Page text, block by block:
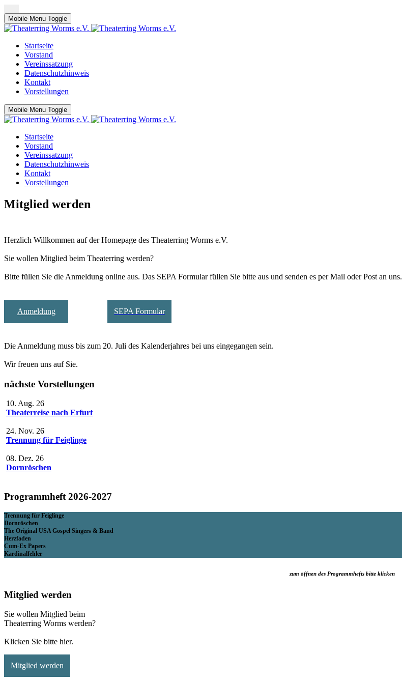
Mobile Menu Toggle
Startseite
Vorstand
Vereinssatzung
Datenschutzhinweis
Kontakt
Vorstellungen
Mobile Menu Toggle
Startseite
Vorstand
Vereinssatzung
Datenschutzhinweis
Kontakt
Vorstellungen
Mitglied werden
Herzlich Willkommen auf der Homepage des Theaterring Worms e.V.
Sie wollen Mitglied beim Theaterring werden?
Bitte füllen Sie die Anmeldung online aus. Das SEPA Formular füllen Sie bitte aus und senden es per Mail oder Post an uns.
Anmeldung SEPA Formular
Die Anmeldung muss bis zum 20. Juli des Kalenderjahres bei uns eingegangen sein.
Wir freuen uns auf Sie.
nächste Vorstellungen
10. Aug. 26
Theaterreise nach Erfurt
24. Nov. 26
Trennung für Feiglinge
08. Dez. 26
Dornröschen
Programmheft 2026-2027
Trennung für Feiglinge
Dornröschen
The Original USA Gospel Singers & Band
Herzfaden
Cum-Ex Papers
Kardinalfehler
zum öffnen des Programmhefts bitte klicken
Mitglied werden
Sie wollen Mitglied beim
Theaterring Worms werden?
Klicken Sie bitte hier.
Mitglied werden